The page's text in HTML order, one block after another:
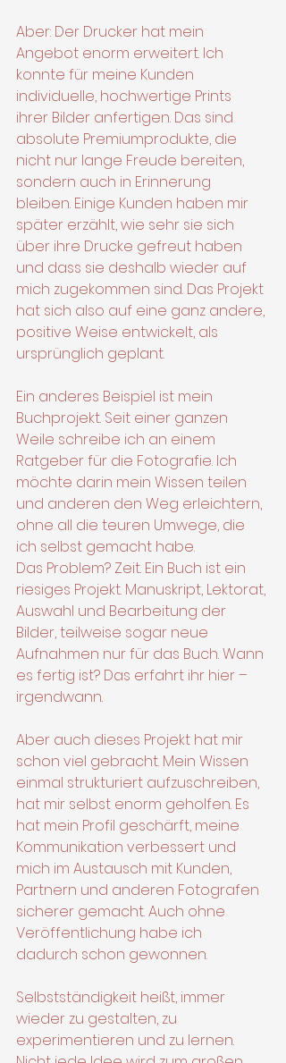
Aber: Der Drucker hat mein
Angebot enorm erweitert. Ich
konnte für meine Kunden
individuelle, hochwertige Prints
ihrer Bilder anfertigen. Das sind
absolute Premiumprodukte, die
nicht nur lange Freude bereiten,
sondern auch in Erinnerung
bleiben. Einige Kunden haben mir
später erzählt, wie sehr sie sich
über ihre Drucke gefreut haben
und dass sie deshalb wieder auf
mich zugekommen sind. Das Projekt
hat sich also auf eine ganz andere,
positive Weise entwickelt, als
ursprünglich geplant.
Ein anderes Beispiel ist mein
Buchprojekt. Seit einer ganzen
Weile schreibe ich an einem
Ratgeber für die Fotografie. Ich
möchte darin mein Wissen teilen
und anderen den Weg erleichtern,
ohne all die teuren Umwege, die
ich selbst gemacht habe.
Das Problem? Zeit. Ein Buch ist ein
riesiges Projekt. Manuskript, Lektorat,
Auswahl und Bearbeitung der
Bilder, teilweise sogar neue
Aufnahmen nur für das Buch. Wann
es fertig ist? Das erfahrt ihr hier –
irgendwann.
Aber auch dieses Projekt hat mir
schon viel gebracht. Mein Wissen
einmal strukturiert aufzuschreiben,
hat mir selbst enorm geholfen. Es
hat mein Profil geschärft, meine
Kommunikation verbessert und
mich im Austausch mit Kunden,
Partnern und anderen Fotografen
sicherer gemacht. Auch ohne
Veröffentlichung habe ich
dadurch schon gewonnen.
Selbstständigkeit heißt, immer
wieder zu gestalten, zu
experimentieren und zu lernen.